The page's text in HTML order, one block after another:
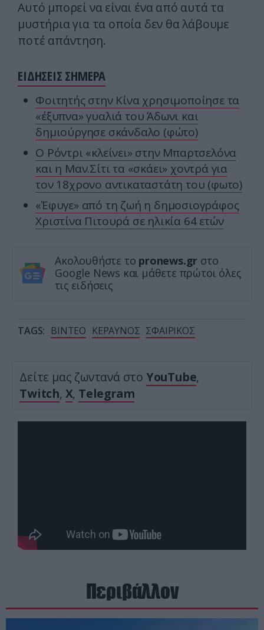
Αυτό μπορεί να είναι ένα από αυτά τα
μυστήρια για τα οποία δεν θα λάβουμε
ποτέ απάντηση.
ΕΙΔΗΣΕΙΣ ΣΗΜΕΡΑ
Φοιτητής στην Κίνα χρησιμοποίησε τα
«έξυπνα» γυαλιά του Άδωνι και
δημιούργησε σκάνδαλο (φώτο)
Ο Ρόντρι «κλείνει» στην Μπαρτσελόνα
και η Μαν.Σίτι τα «σκάει» χοντρά για
τον 18χρονο αντικαταστάτη του (φωτο)
«Έφυγε» από τη ζωή η δημοσιογράφος
Χριστίνα Πιτουρά σε ηλικία 64 ετών
Ακολουθήστε το pronews.gr στο
Google News και μάθετε πρώτοι όλες
τις ειδήσεις
TAGS: ΒΙΝΤΕΟ ΚΕΡΑΥΝΟΣ ΣΦΑΙΡΙΚΟΣ
Δείτε μας ζωντανά στο YouTube,
Twitch, X, Telegram
Περιβάλλον